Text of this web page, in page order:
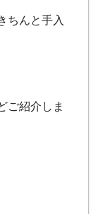
ちんと手入
ご紹介しま